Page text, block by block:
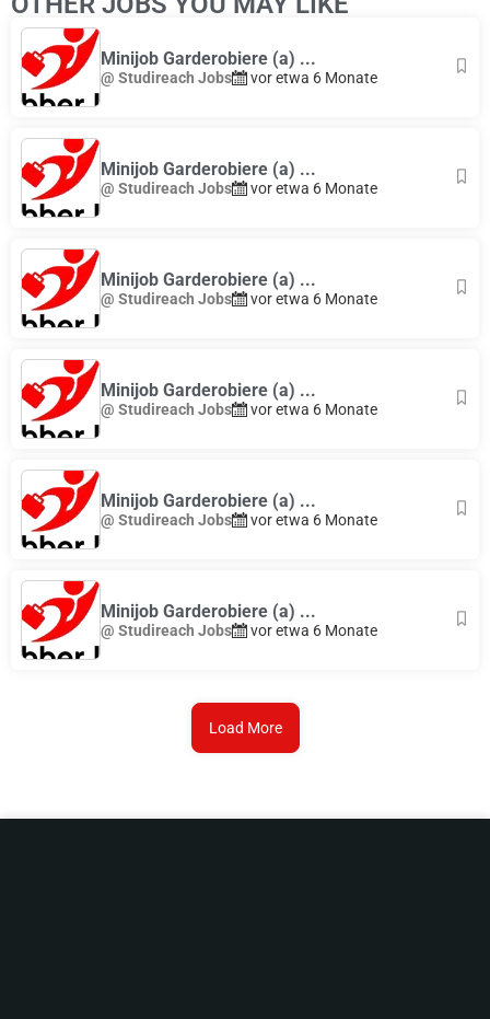
+
−
Minijob Garderobiere (a) ...
@ Studireach Jobs vor etwa 6 Monate
Minijob Garderobiere (a) ...
@ Studireach Jobs vor etwa 6 Monate
Minijob Garderobiere (a) ...
@ Studireach Jobs vor etwa 6 Monate
Minijob Garderobiere (a) ...
@ Studireach Jobs vor etwa 6 Monate
Minijob Garderobiere (a) ...
@ Studireach Jobs vor etwa 6 Monate
Minijob Garderobiere (a) ...
@ Studireach Jobs vor etwa 6 Monate
Load More